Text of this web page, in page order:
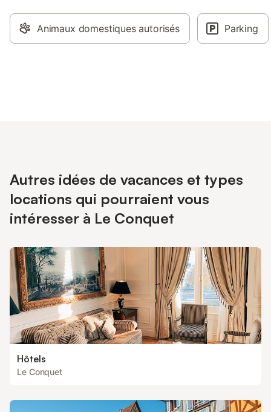
Animaux domestiques autorisés Parking
Autres idées de vacances et types
locations qui pourraient vous
intéresser à Le Conquet
Hôtels
Le Conquet